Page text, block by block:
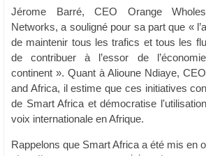
Jérome Barré, CEO Orange
Networks, a souligné pour sa part que «
de maintenir tous les trafics et tous les
de contribuer à l’essor de
continent ». Quant à Alioune Ndiaye,
and Africa, il estime que ces initiatives
de Smart Africa et démocratise
voix internationale en Afrique.
Rappelons que Smart Africa a été mis en